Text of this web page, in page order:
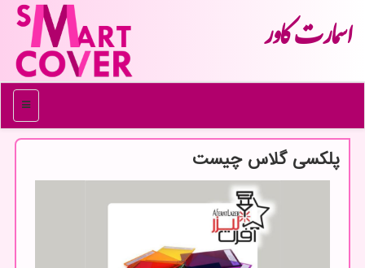
اسمارت كاور
منو
پلکسی گلاس چیست